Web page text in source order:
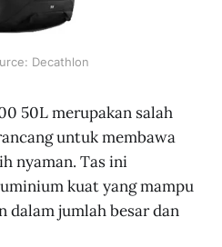
Decathlon
50L merupakan salah
untuk membawa
nyaman. Tas ini
kuat yang mampu
dalam jumlah besar dan